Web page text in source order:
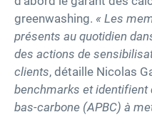
greenwashing. « Les
présents au quotidien
des actions de
clients, détaille Nicolas
benchmarks et
bas-carbone (APBC) à